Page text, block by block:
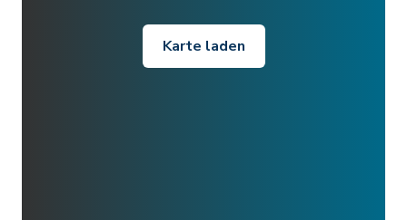
Karte laden